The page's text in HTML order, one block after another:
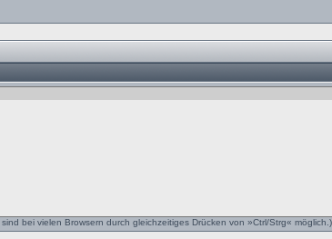
bei vielen Browsern durch gleichzeitiges Drücken von »Ctrl/Strg« möglich.)